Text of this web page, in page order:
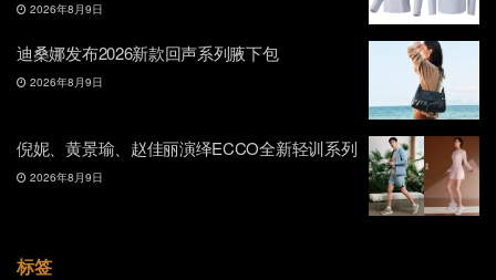
2026年8月9日
迪桑娜发布2026新款回声系列腋下包
2026年8月9日
倪妮、黄景瑜、赵佳丽演绎ECCO全新轻训系列
2026年8月9日
标签